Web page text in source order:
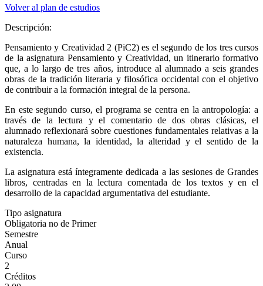
Volver al plan de estudios
Descripción:
Pensamiento y Creatividad 2 (PiC2) es el segundo de los tres cursos
de la asignatura Pensamiento y Creatividad, un itinerario formativo
que, a lo largo de tres años, introduce al alumnado a seis grandes
obras de la tradición literaria y filosófica occidental con el objetivo
de contribuir a la formación integral de la persona.
En este segundo curso, el programa se centra en la antropología: a
través de la lectura y el comentario de dos obras clásicas, el
alumnado reflexionará sobre cuestiones fundamentales relativas a la
naturaleza humana, la identidad, la alteridad y el sentido de la
existencia.
La asignatura está íntegramente dedicada a las sesiones de Grandes
libros, centradas en la lectura comentada de los textos y en el
desarrollo de la capacidad argumentativa del estudiante.
Tipo asignatura
Obligatoria no de Primer
Semestre
Anual
Curso
2
Créditos